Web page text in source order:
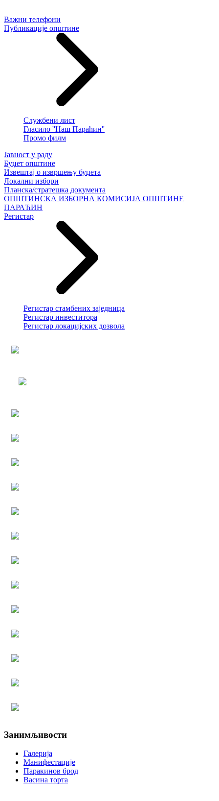
Важни телефони
Публикације општине
Службени лист
Гласило ''Наш Параћин''
Промо филм
Јавност у раду
Буџет општине
Извештај о извршењу буџета
Локални избори
Планска/стратешка документа
ОПШТИНСКА ИЗБОРНА КОМИСИЈА ОПШТИНЕ
ПАРАЋИН
Регистар
Регистар стамбених заједница
Регистар инвеститора
Регистар локацијских дозвола
Занимљивости
Галерија
Манифестације
Паракинов брод
Васина торта